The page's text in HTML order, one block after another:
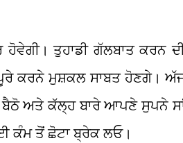
ਤੁਹਾਡੀ ਗੱਲਬਾਤ ਕਰਨ
ਕਰਨੇ ਮੁਸ਼ਕਲ ਸਾਬਤ ਹੋਣਗੇ।
ਅਤੇ ਕੱਲ੍ਹ ਬਾਰੇ ਆਪਣੇ ਸੁਪਨੇ
ਤੋਂ ਛੋਟਾ ਬ੍ਰੇਕ ਲਓ।